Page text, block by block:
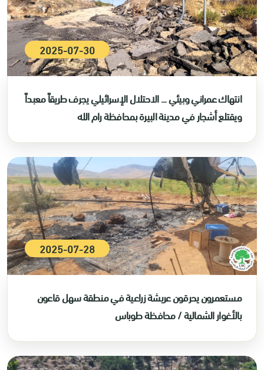
2025-07-30
انتهاك عمراني وبيئي ... الاحتلال الإسرائيلي يجرف طريقاً معبداً
ويقتلع أشجار في مدينة البيرة بمحافظة رام الله
2025-07-28
مستعمرون يحرقون عريشة زراعية في منطقة سهل قاعون
بالأغوار الشمالية / محافظة طوباس